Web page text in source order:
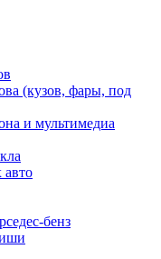
(кузов, фары, под
и мультимедиа
авто
бенз